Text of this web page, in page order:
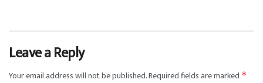
Leave a Reply
Your email address will not be published.Required fields are marked *